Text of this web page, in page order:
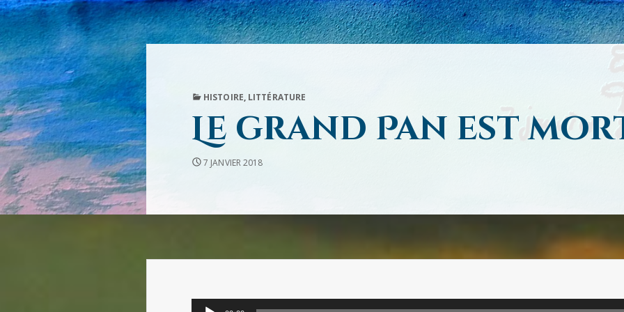
PUBLISHED
HISTOIRE, LITTÉRATURE
Le grand Pan est
7 JANVIER 2018
Lecteur